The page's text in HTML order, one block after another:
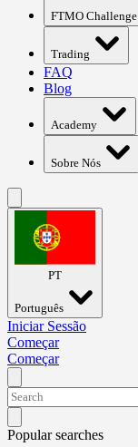
FTMO Challenge
Trading
FAQ
Blog
Academy
Sobre Nós
PT
Português
Iniciar Sessão
Começar
Começar
Popular searches